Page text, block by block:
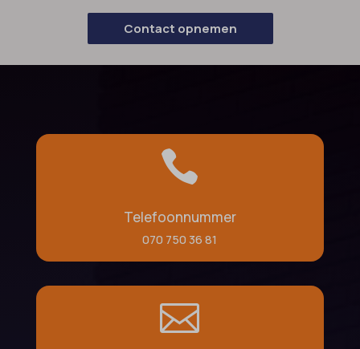
Contact opnemen

Telefoonnummer
070 750 36 81
